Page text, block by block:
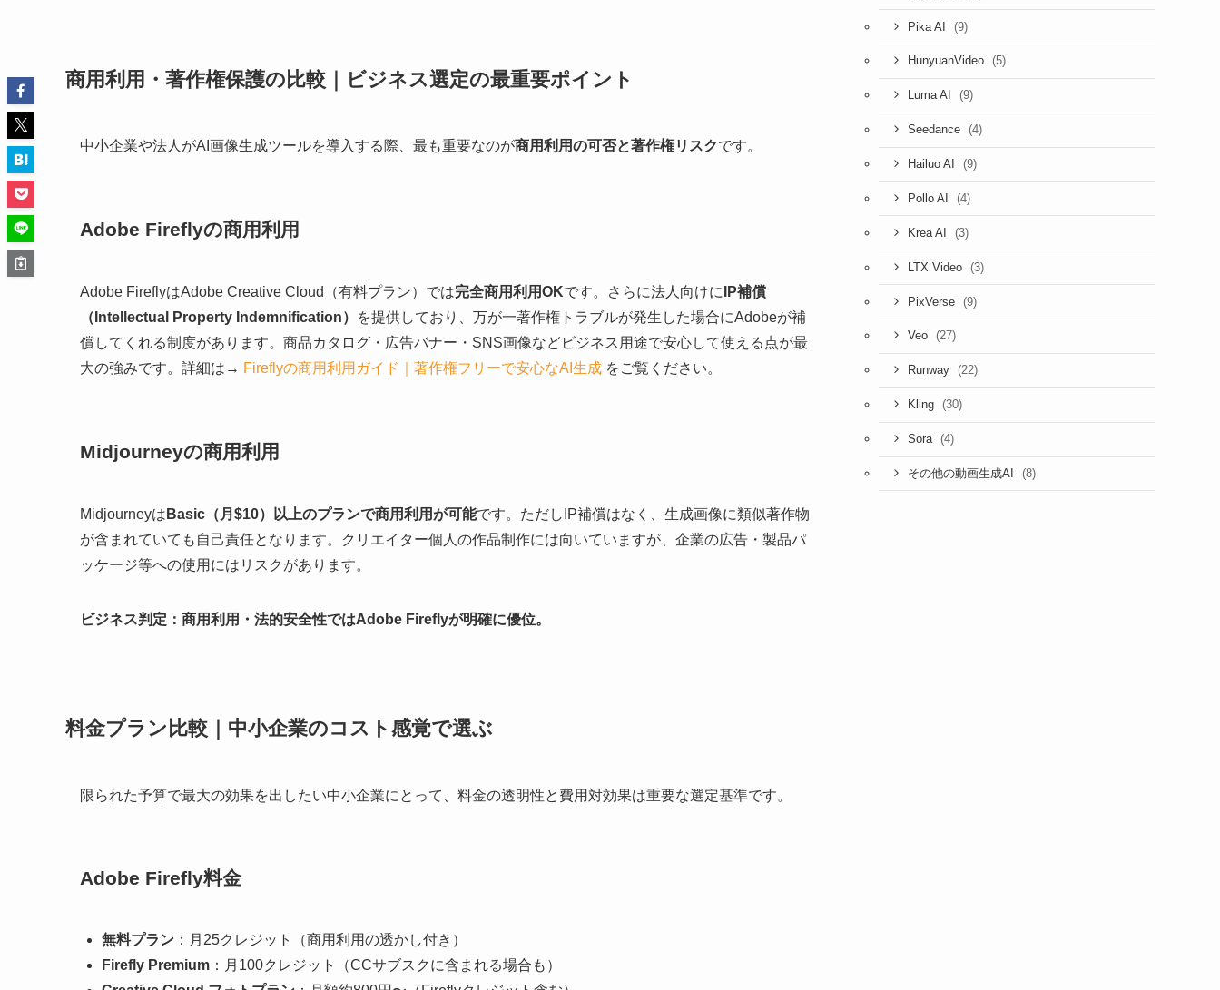
商用利用・著作権保護の比較｜ビジネス選定の最重要ポイント
中小企業や法人がAI画像生成ツールを導入する際、最も重要なのが商用利用の可否と著作権リスクです。
Adobe Fireflyの商用利用
Adobe FireflyはAdobe Creative Cloud（有料プラン）では完全商用利用OKです。さらに法人向けに IP補償
（Intellectual Property Indemnification）
を提供しており、万が一著作権トラブルが発生した場合にAdobeが補
償してくれる制度があります。商品カタログ・広告バナー・SNS画像などビジネス用途で安心して使える点が最
大の強みです。詳細は→ Fireflyの商用利用ガイド｜著作権フリーで安心なAI生成 をご覧ください。
Midjourneyの商用利用
Midjourneyは Basic（月$10）以上のプランで商用利用が可能です。ただしIP補償はなく、生成画像に類似著作物
が含まれていても自己責任となります。クリエイター個人の作品制作には向いていますが、企業の広告・製品パ
ッケージ等への使用にはリスクがあります。
ビジネス判定：商用利用・法的安全性ではAdobe Fireflyが明確に優位。
料金プラン比較｜中小企業のコスト感覚で選ぶ
限られた予算で最大の効果を出したい中小企業にとって、料金の透明性と費用対効果は重要な選定基準です。
Adobe Firefly料金
無料プラン ：月25クレジット（商用利用の透かし付き）
Firefly Premium ：月100クレジット（CCサブスクに含まれる場合も）
Pika AI (9)
HunyuanVideo (5)
Luma AI (9)
Seedance (4)
Hailuo AI (9)
Pollo AI (4)
Krea AI (3)
LTX Video (3)
PixVerse (9)
Veo (27)
Runway (22)
Kling (30)
Sora (4)
その他の動画生成AI (8)